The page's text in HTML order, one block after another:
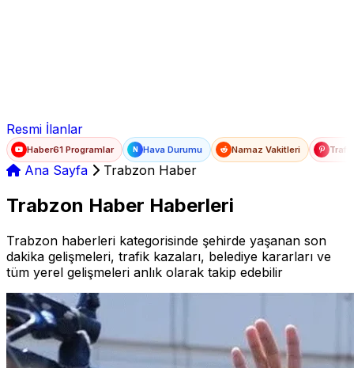
Resmi İlanlar
Haber61 Programlar N Hava Durumu Namaz Vakitleri
Ana Sayfa Trabzon Haber
Trabzon Haber Haberleri
Trabzon haberleri kategorisinde şehirde yaşanan son
dakika gelişmeleri, trafik kazaları, belediye kararları ve
tüm yerel gelişmeleri anlık olarak takip edebilir